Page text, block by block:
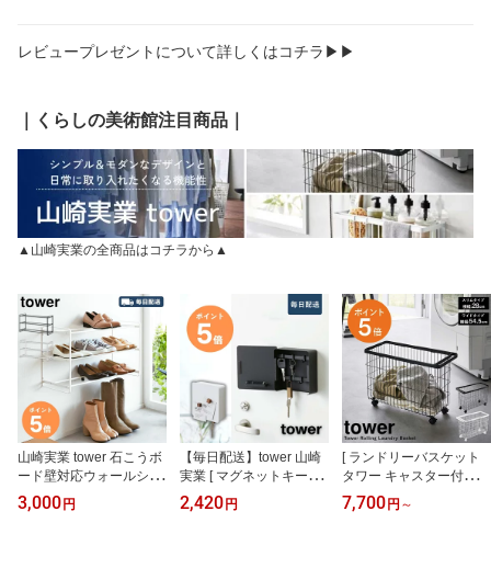
レビュープレゼントについて詳しくはコチラ▶▶
｜くらしの美術館注目商品｜
▲山崎実業の全商品はコチラから▲
山崎実業 tower 石こうボ
ード壁対応ウォールシュ
ーズラック タワー 3段 ブ
ラック
3,000 円
【毎日配送】tower 山崎
実業 [ マグネットキーフ
ック2段 タワー ] キーボ
ックス 壁掛け 鍵入れ お
2,420 円
[ ランドリーバスケット
タワー キャスター付き
スリム ワイド＆ロー ] 山
崎実業 tower ランドリー
7,700 円 ～